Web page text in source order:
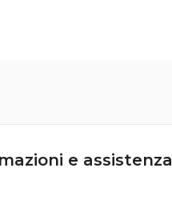
e assistenza